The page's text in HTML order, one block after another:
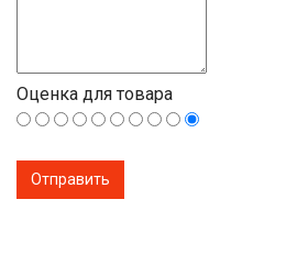
Оценка для товара